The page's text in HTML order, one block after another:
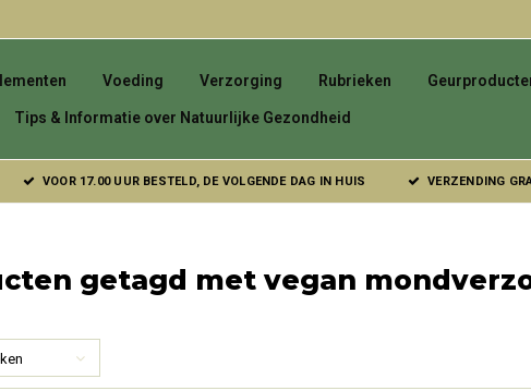
Voeding Verzorging Rubrieken
Tips & Informatie over Natuurlijke Gezondheid
VOOR 17.00 UUR BESTELD, DE VOLGENDE DAG IN HUIS VERZENDING
getagd met vegan